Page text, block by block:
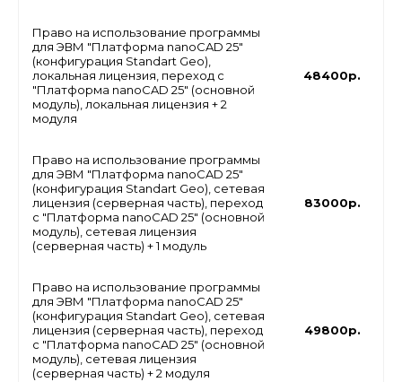
Право на использование программы
для ЭВМ "Платформа nanoCAD 25"
(конфигурация Standart Geo),
локальная лицензия, переход с
"Платформа nanoCAD 25" (основной
модуль), локальная лицензия + 2
модуля
48400р.
Право на использование программы
для ЭВМ "Платформа nanoCAD 25"
(конфигурация Standart Geo), сетевая
лицензия (серверная часть), переход
с "Платформа nanoCAD 25" (основной
модуль), сетевая лицензия
(серверная часть) + 1 модуль
83000р.
Право на использование программы
для ЭВМ "Платформа nanoCAD 25"
(конфигурация Standart Geo), сетевая
лицензия (серверная часть), переход
с "Платформа nanoCAD 25" (основной
модуль), сетевая лицензия
(серверная часть) + 2 модуля
49800р.